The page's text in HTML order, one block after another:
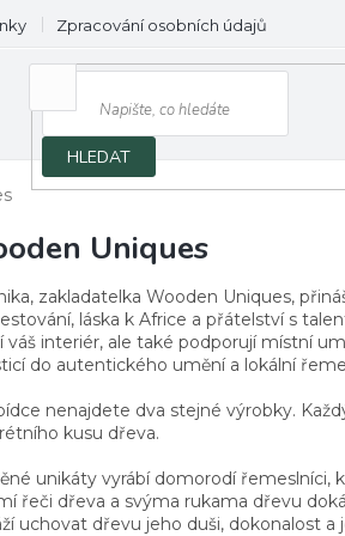
Zpracování osobních údajů
HLEDAT
Uniques
zakladatelka Wooden Uniques,
láska k Africe a přátelství s
váš interiér, ale také podporují místní
do autentického umění a lokální
nenajdete dva stejné výrobky.
kusu dřeva.
unikáty vyrábí domorodí
řeči dřeva a svýma rukama dřevu
uchovat dřevu jeho duši, dokonalost a